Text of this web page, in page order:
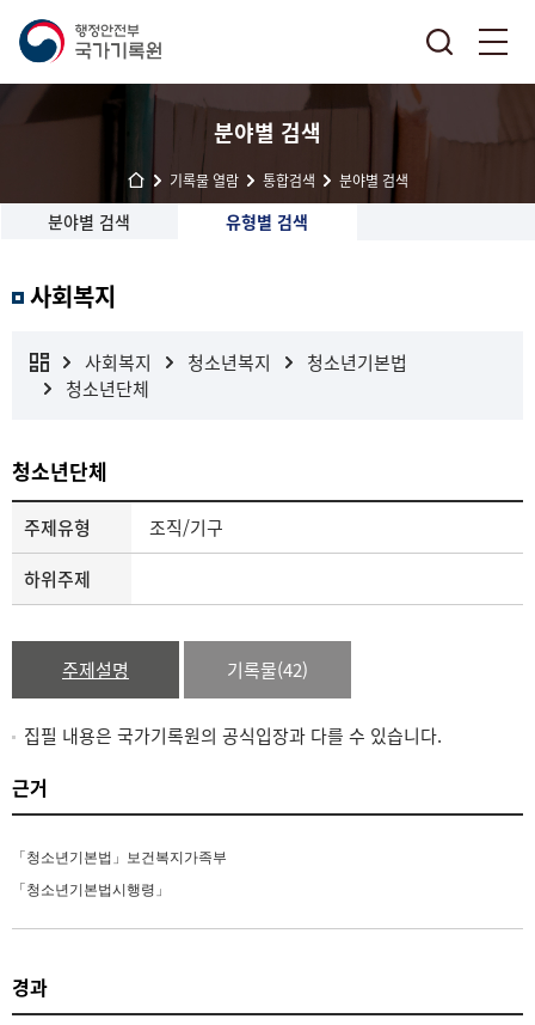
분야별 검색
기록물 열람 통합검색 분야별 검색
분야별 검색 유형별 검색
사회복지
사회복지 청소년복지
청소년기본법
청소년단체
청소년단체
주제유형
조직/기구
하위주제
주제설명 기록물(42)
집필 내용은 국가기록원의 공식입장과 다를 수 있습니다.
근거
「청소년기본법」보건복지가족부
「청소년기본법시행령」
경과